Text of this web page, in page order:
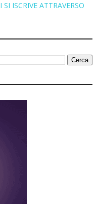
ISCRIVE ATTRAVERSO